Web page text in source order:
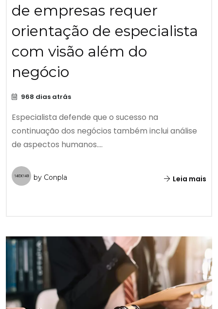
de empresas requer
orientação de especialista
com visão além do
negócio
968 dias atrás
Especialista defende que o sucesso na
continuação dos negócios também inclui análise
de aspectos humanos....
by Conpla Leia mais